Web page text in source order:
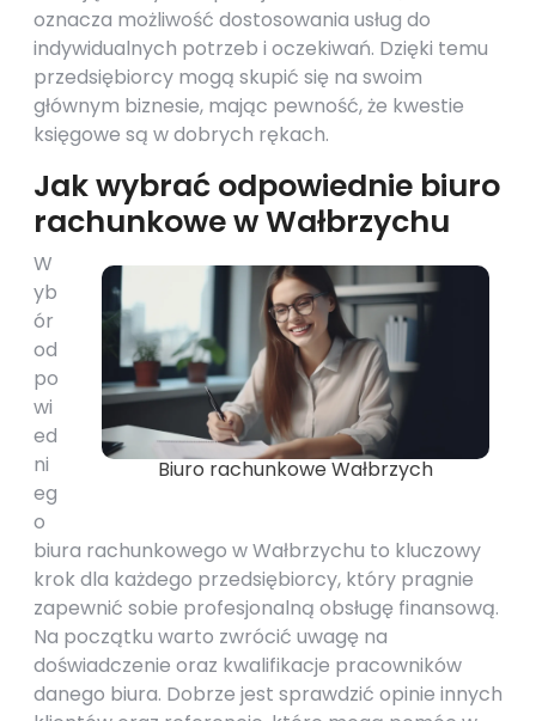
oznacza możliwość dostosowania usług do
indywidualnych potrzeb i oczekiwań. Dzięki temu
przedsiębiorcy mogą skupić się na swoim
głównym biznesie, mając pewność, że kwestie
księgowe są w dobrych rękach.
Jak wybrać odpowiednie biuro
rachunkowe w Wałbrzychu
Biuro rachunkowe Wałbrzych
W
yb
ór
od
po
wi
ed
ni
eg
o
biura rachunkowego w Wałbrzychu to kluczowy
krok dla każdego przedsiębiorcy, który pragnie
zapewnić sobie profesjonalną obsługę finansową.
Na początku warto zwrócić uwagę na
doświadczenie oraz kwalifikacje pracowników
danego biura. Dobrze jest sprawdzić opinie innych